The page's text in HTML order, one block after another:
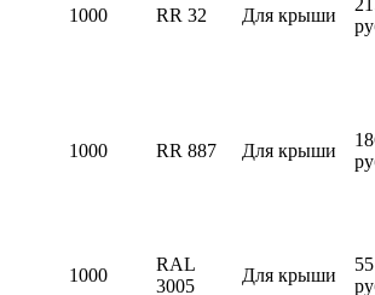
1000 RR 32 Для крыши
1000 RR 887 Для крыши
1000
RAL
3005
Для крыши